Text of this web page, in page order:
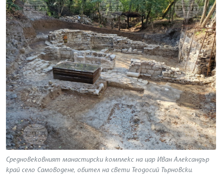
Средновековният манастирски комплекс на цар Иван Александър
край село Самоводене, обител на свети Теодосий Търновски.